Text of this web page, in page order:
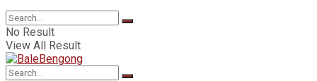
No Result
View All Result